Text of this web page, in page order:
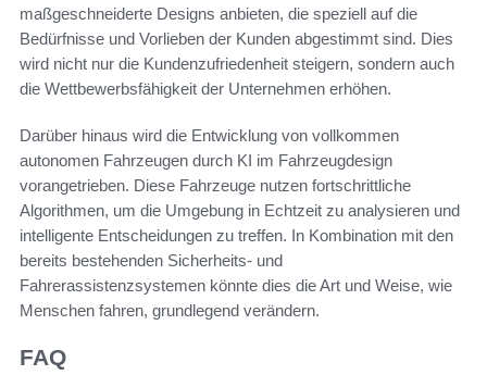
maßgeschneiderte Designs anbieten, die speziell auf die
Bedürfnisse und Vorlieben der Kunden abgestimmt sind. Dies
wird nicht nur die Kundenzufriedenheit steigern, sondern auch
die Wettbewerbsfähigkeit der Unternehmen erhöhen.
Darüber hinaus wird die Entwicklung von vollkommen
autonomen Fahrzeugen durch KI im Fahrzeugdesign
vorangetrieben. Diese Fahrzeuge nutzen fortschrittliche
Algorithmen, um die Umgebung in Echtzeit zu analysieren und
intelligente Entscheidungen zu treffen. In Kombination mit den
bereits bestehenden Sicherheits- und
Fahrerassistenzsystemen könnte dies die Art und Weise, wie
Menschen fahren, grundlegend verändern.
FAQ